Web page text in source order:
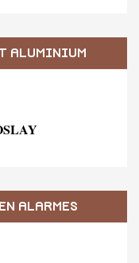
ALUMINIUM
ALARMES